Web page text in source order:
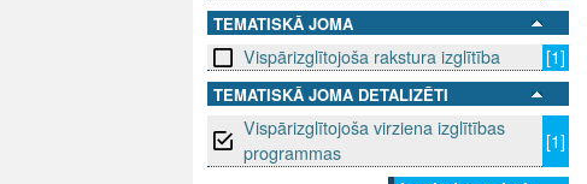
L
V
TEMATISKĀ JOMA
Vispārizglītojoša rakstura izglītība [1]
TEMATISKĀ JOMA DETALIZĒTI
Vispārizglītojoša virziena izglītības
programmas
[1]